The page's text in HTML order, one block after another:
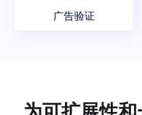
广告验证